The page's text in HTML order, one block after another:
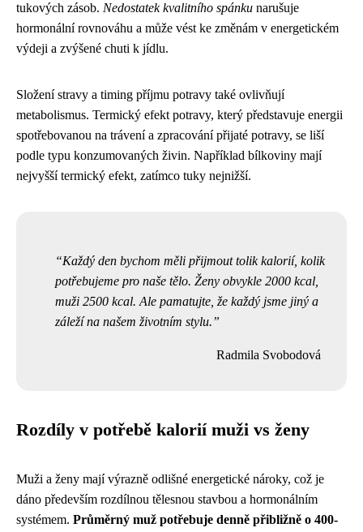
tukových zásob. Nedostatek kvalitního spánku narušuje
hormonální rovnováhu a může vést ke změnám v energetickém
výdeji a zvýšené chuti k jídlu.
Složení stravy a timing příjmu potravy také ovlivňují
metabolismus. Termický efekt potravy, který představuje energii
spotřebovanou na trávení a zpracování přijaté potravy, se liší
podle typu konzumovaných živin. Například bílkoviny mají
nejvyšší termický efekt, zatímco tuky nejnižší.
Každý den bychom měli přijmout tolik kalorií, kolik
potřebujeme pro naše tělo. Ženy obvykle 2000 kcal,
muži 2500 kcal. Ale pamatujte, že každý jsme jiný a
záleží na našem životním stylu.
Radmila Svobodová
Rozdíly v potřebě kalorií muži vs ženy
Muži a ženy mají výrazně odlišné energetické nároky, což je
dáno především rozdílnou tělesnou stavbou a hormonálním
systémem. Průměrný muž potřebuje denně přibližně o 400-